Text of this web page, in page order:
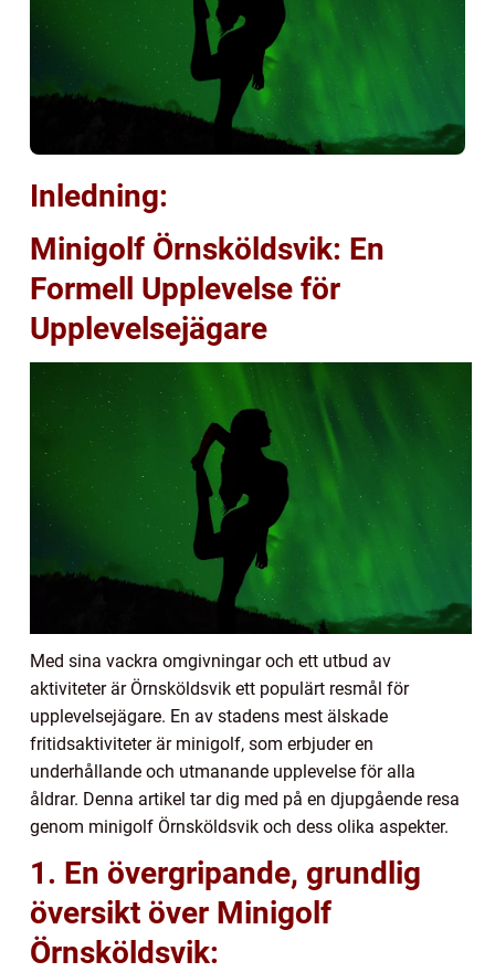
Inledning:
Minigolf Örnsköldsvik: En
Formell Upplevelse för
Upplevelsejägare
Med sina vackra omgivningar och ett utbud av
aktiviteter är Örnsköldsvik ett populärt resmål för
upplevelsejägare. En av stadens mest älskade
fritidsaktiviteter är minigolf, som erbjuder en
underhållande och utmanande upplevelse för alla
åldrar. Denna artikel tar dig med på en djupgående resa
genom minigolf Örnsköldsvik och dess olika aspekter.
1. En övergripande, grundlig
översikt över Minigolf
Örnsköldsvik: